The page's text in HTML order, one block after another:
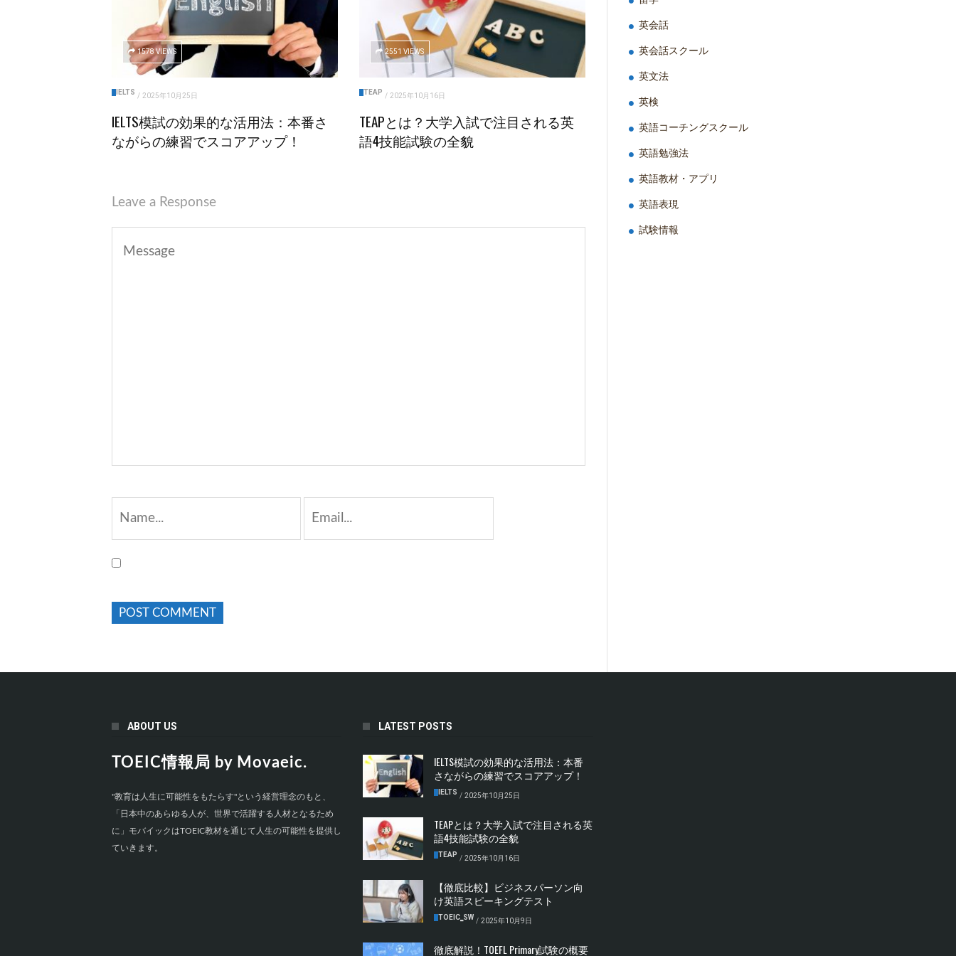
1578 VIEWS
IELTS / 2025年10月25日
IELTS模試の効果的な活用法：本番さ
ながらの練習でスコアアップ！
2551 VIEWS
TEAP / 2025年10月16日
TEAPとは？大学入試で注目される英
語4技能試験の全貌
Leave a Response
英会話
英会話スクール
英文法
英検
英語コーチングスクール
英語勉強法
英語教材・アプリ
英語表現
試験情報
ABOUT US
TOEIC情報局 by Movaeic.
"教育は人生に可能性をもたらす"という経営理念のもと、
「日本中のあらゆる人が、世界で活躍する人材となるため
に」モバイックはTOEIC教材を通じて人生の可能性を提供し
ていきます。
LATEST POSTS
IELTS模試の効果的な活用法：本番
さながらの練習でスコアアップ！
IELTS / 2025年10月25日
TEAPとは？大学入試で注目される英
語4技能試験の全貌
TEAP / 2025年10月16日
【徹底比較】ビジネスパーソン向
け英語スピーキングテスト
TOEIC‗SW / 2025年10月9日
徹底解説！TOEFL Primary試験の概要